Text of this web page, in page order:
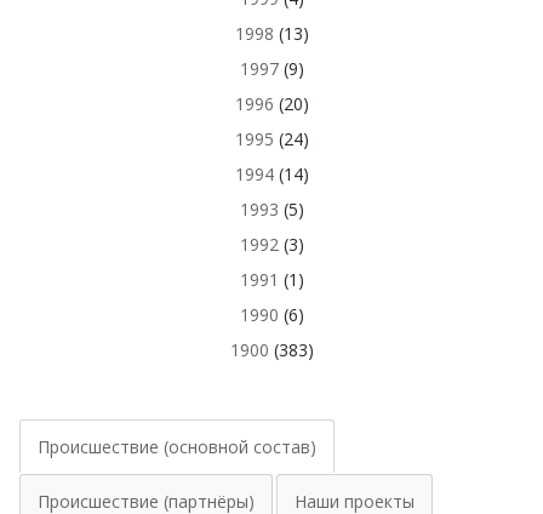
1998 (13)
1997(9)
1996 (20)
1995 (24)
1994(14)
1993 (5)
1992(3)
1991 (1)
1990 (6)
1900 (383)
Происшествие (основной состав)
Происшествие (партнёры) Наши проекты